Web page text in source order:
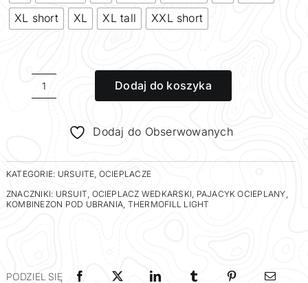
XL short
XL XL tall XXL short
ilość
ocieplany
HEAVY
Dodaj do koszyka
Dodaj do Obserwowanych
KATEGORIE: URSUITE, OCIEPLACZE
ZNACZNIKI: URSUIT OCIEPLACZ WEDKARSKI PAJACYK OCIEPLANY
KOMBINEZON POD UBRANIA THERMOFILL LIGHT
PODZIEL SIĘ